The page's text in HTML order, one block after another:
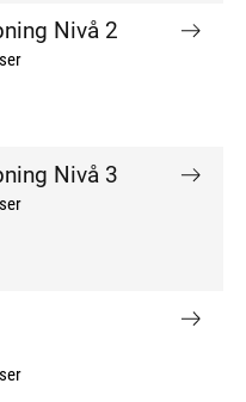
Nivå 2
Nivå 3